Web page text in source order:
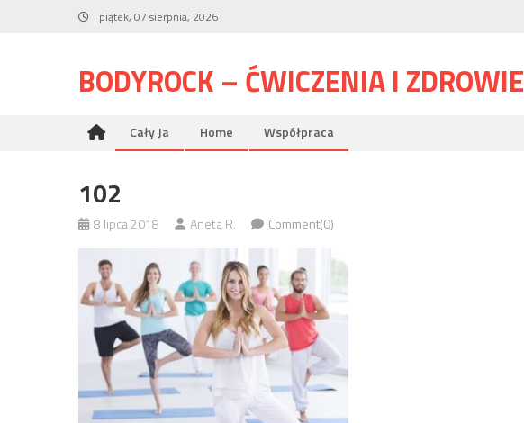
piątek, 07 sierpnia, 2026
BODYROCK – ĆWICZENIA I ZDROWIE
Cały Ja Home Współpraca
102
8 lipca 2018 Aneta R. Comment(0)